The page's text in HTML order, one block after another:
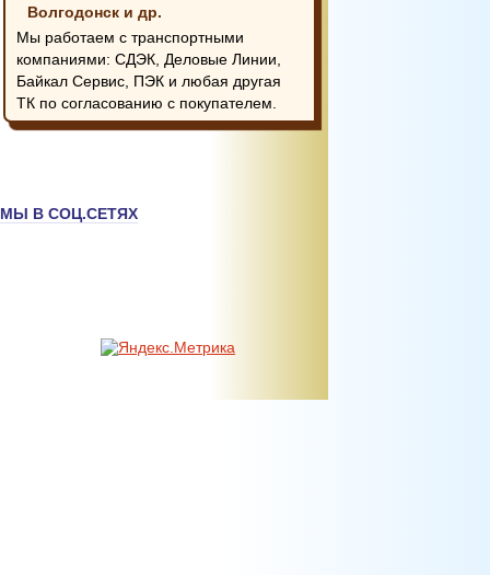
Волгодонск и др.
Мы работаем с транспортными
компаниями: СДЭК, Деловые Линии,
Байкал Сервис, ПЭК и любая другая
ТК по согласованию с покупателем.
МЫ В СОЦ.СЕТЯХ